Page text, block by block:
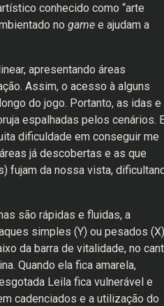
conhecido como “arte
no gamee ajudam a
apresentando áreas
Assim, o acesso à alguns
do jogo. Portanto, as idas e
espalhadas pelos cenários.
dificuldade em conseguir me
já descobertas e as que
fujam da nossa vista,
são rápidas e fluidas, a
simples (Y) ou pesados
da barra de vitalidade, no
Quando ela fica amarela,
Leila fica vulnerável e
cadenciados e a utilização do